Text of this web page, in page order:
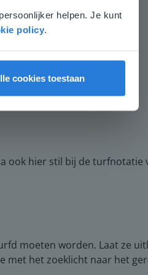
helpen. Je kunt
policy.
cookies toestaan
ook hier stil bij de turfnotatie
moeten worden. Laat ze
met het zoeklicht naar het